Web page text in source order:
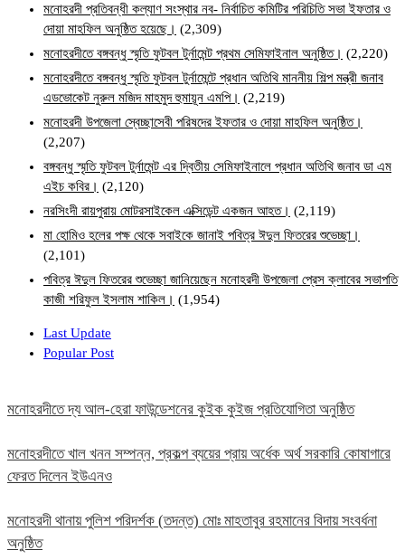
মনোহরদী প্রতিবন্ধী কল্যাণ সংস্থার নব- নির্বাচিত কমিটির পরিচিতি সভা ইফতার ও
দোয়া মাহফিল অনুষ্ঠিত হয়েছে। (2,309)
মনোহরদীতে বঙ্গবন্ধু স্মৃতি ফুটবল টুর্নামেন্ট প্রথম সেমিফাইনাল অনুষ্ঠিত। (2,220)
মনোহরদীতে বঙ্গবন্ধু স্মৃতি ফুটবল টুর্নামেন্টে প্রধান অতিথি মাননীয় শিল্প মন্ত্রী জনাব
এডভোকেট নুরুল মজিদ মাহমুদ হুমায়ূন এমপি। (2,219)
মনোহরদী উপজেলা স্বেচ্ছাসেবী পরিষদের ইফতার ও দোয়া মাহফিল অনুষ্ঠিত।
(2,207)
বঙ্গবন্ধু স্মৃতি ফুটবল টুর্নামেন্ট এর দ্বিতীয় সেমিফাইনালে প্রধান অতিথি জনাব ডা এম
এইচ কবির। (2,120)
নরসিংদী রায়পুরায় মোটরসাইকেল এক্সিডেন্ট একজন আহত। (2,119)
মা হোমিও হলের পক্ষ থেকে সবাইকে জানাই পবিত্র ঈদুল ফিতরের শুভেচ্ছা।
(2,101)
পবিত্র ঈদুল ফিতরের শুভেচ্ছা জানিয়েছেন মনোহরদী উপজেলা প্রেস ক্লাবের সভাপতি
কাজী শরিফুল ইসলাম শাকিল। (1,954)
Last Update
Popular Post
মনোহরদীতে দ্য আল-হেরা ফাউন্ডেশনের কুইক কুইজ প্রতিযোগিতা অনুষ্ঠিত
মনোহরদীতে খাল খনন সম্পন্ন, প্রকল্প ব্যয়ের প্রায় অর্ধেক অর্থ সরকারি কোষাগারে
ফেরত দিলেন ইউএনও
মনোহরদী থানায় পুলিশ পরিদর্শক (তদন্ত) মোঃ মাহতাবুর রহমানের বিদায় সংবর্ধনা
অনুষ্ঠিত